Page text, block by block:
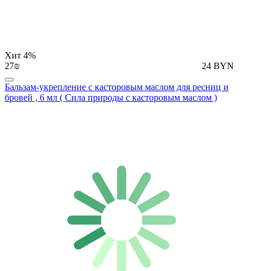
Хит 4%
27₪
24 BYN
Бальзам-укрепление с касторовым маслом для ресниц и
бровей , 6 мл ( Сила природы с касторовым маслом )